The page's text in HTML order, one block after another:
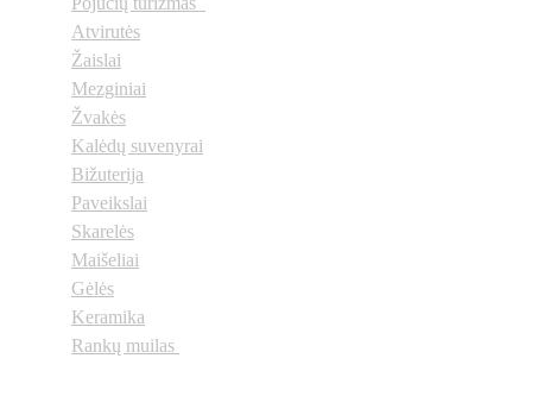
Atvirutės
Žaislai
Mezginiai
Žvakės
Kalėdų suvenyrai
Bižuterija
Paveikslai
Skarelės
Maišeliai
Gėlės
Keramika
Rankų muilas